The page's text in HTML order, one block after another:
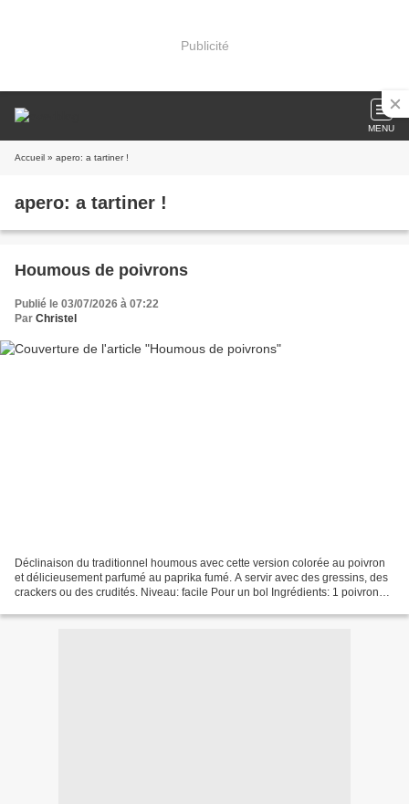
Publicité
MENU
Accueil » apero: a tartiner !
apero: a tartiner !
Houmous de poivrons
Publié le 03/07/2026 à 07:22
Par Christel
Déclinaison du traditionnel houmous avec cette version colorée au poivron
et délicieusement parfumé au paprika fumé. A servir avec des gressins, des
crackers ou des crudités. Niveau: facile Pour un bol Ingrédients: 1 poivron